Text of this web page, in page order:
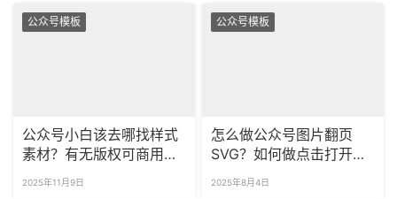
公众号模板
公众号小白该去哪找样式
素材？有无版权可商用的
2025年11月9日
公众号模板
怎么做公众号图片翻页
SVG？如何做点击打开信
2025年8月4日